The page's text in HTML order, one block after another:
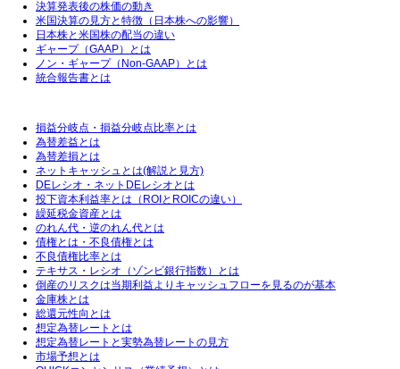
決算発表後の株価の動き
米国決算の見方と特徴（日本株への影響）
日本株と米国株の配当の違い
ギャープ（GAAP）とは
ノン・ギャープ（Non-GAAP）とは
統合報告書とは
損益分岐点・損益分岐点比率とは
為替差益とは
為替差損とは
ネットキャッシュとは(解説と見方)
DEレシオ・ネットDEレシオとは
投下資本利益率とは（ROIとROICの違い）
繰延税金資産とは
のれん代・逆のれん代とは
債権とは・不良債権とは
不良債権比率とは
テキサス・レシオ（ゾンビ銀行指数）とは
倒産のリスクは当期利益よりキャッシュフローを見るのが基本
金庫株とは
総還元性向とは
想定為替レートとは
想定為替レートと実勢為替レートの見方
市場予想とは